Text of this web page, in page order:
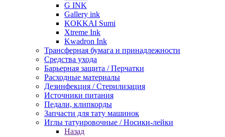
G INK
Gallery ink
KOKKAI Sumi
Xtreme Ink
Kwadron Ink
Трансферная бумага и принадлежности
Средства ухода
Барьерная защита / Перчатки
Расходные материалы
Дезинфекция / Стерилизация
Источники питания
Педали, клипкорды
Запчасти для тату машинок
Иглы татуировочные / Носики-лейки
Назад